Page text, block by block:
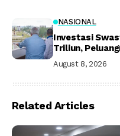
NASIONAL
Investasi
Triliun,
August 8, 2026
Related Articles